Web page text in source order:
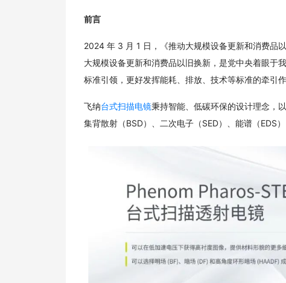
前言
2024 年 3 月 1 日，《推动大规模设备更新和消费品
大规模设备更新和消费品以旧换新，是党中央着眼于
标准引领，更好发挥能耗、排放、技术等标准的牵引
飞纳台式扫描电镜秉持智能、低碳环保的设计理念，
集背散射（BSD）、二次电子（SED）、能谱（EDS